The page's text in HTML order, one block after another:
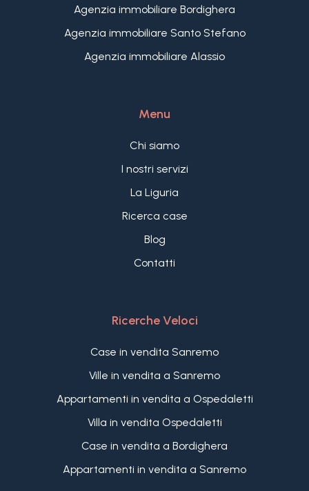
Agenzia immobiliare Bordighera
Agenzia immobiliare Santo Stefano
Agenzia immobiliare Alassio
Menu
Chi siamo
I nostri servizi
La Liguria
Ricerca case
Blog
Contatti
Ricerche Veloci
Case in vendita Sanremo
Ville in vendita a Sanremo
Appartamenti in vendita a Ospedaletti
Villa in vendita Ospedaletti
Case in vendita a Bordighera
Appartamenti in vendita a Sanremo
Balcone/Terrazzo
Ascensore